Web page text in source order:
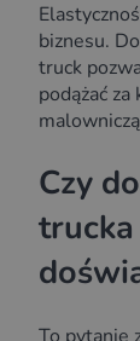
biznesu.
truck
podążać
Czy